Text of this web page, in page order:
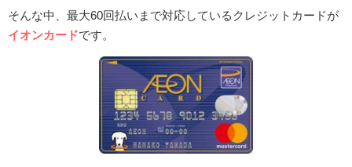
そんな中、最大60回払いまで対応しているクレジットカードが
イオンカードです。